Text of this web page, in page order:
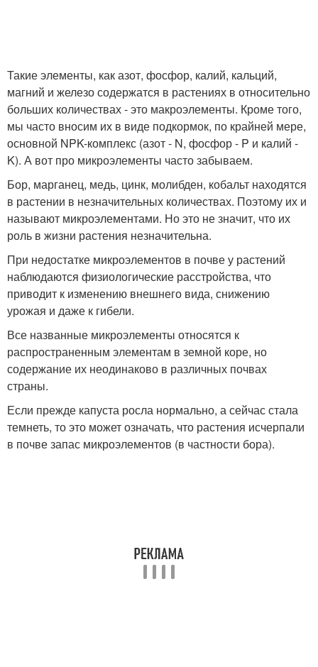
Такие элементы, как азот, фосфор, калий, кальций,
магний и железо содержатся в растениях в относительно
больших количествах - это макроэлементы. Кроме того,
мы часто вносим их в виде подкормок, по крайней мере,
основной NPK-комплекс (азот - N, фосфор - P и калий -
K). А вот про микроэлементы часто забываем.
Бор, марганец, медь, цинк, молибден, кобальт находятся
в растении в незначительных количествах. Поэтому их и
называют микроэлементами. Но это не значит, что их
роль в жизни растения незначительна.
При недостатке микроэлементов в почве у растений
наблюдаются физиологические расстройства, что
приводит к изменению внешнего вида, снижению
урожая и даже к гибели.
Все названные микроэлементы относятся к
распространенным элементам в земной коре, но
содержание их неодинаково в различных почвах
страны.
Если прежде капуста росла нормально, а сейчас стала
темнеть, то это может означать, что растения исчерпали
в почве запас микроэлементов (в частности бора).